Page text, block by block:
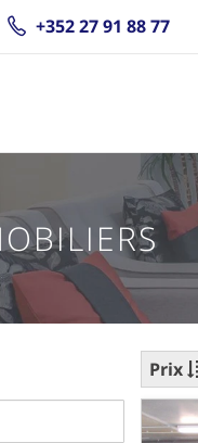
+352 27 91 88 77
Prix